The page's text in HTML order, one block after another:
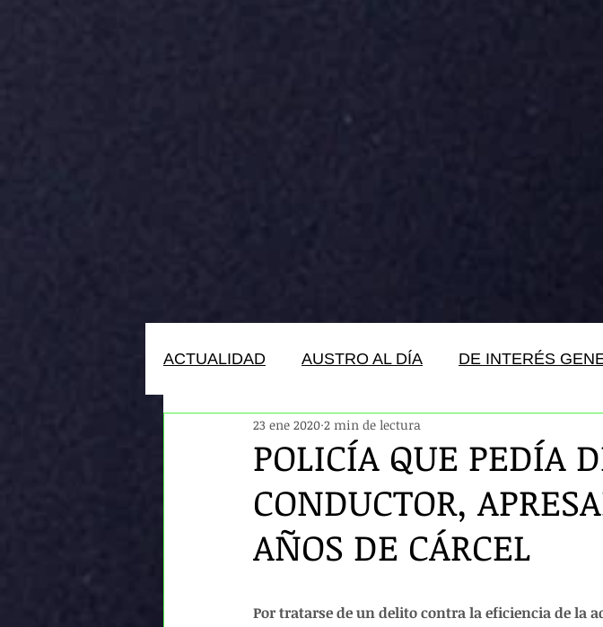
ACTUALIDAD AUSTRO AL DÍA DE INTERÉS
HUMANOS DEL ECUADOR
POLICÍA QUE PEDÍA
CONDUCTOR,
AÑOS DE CÁRCEL
23 ene 2020 2 min de lectura
Por tratarse de un delito contra la eficiencia de la